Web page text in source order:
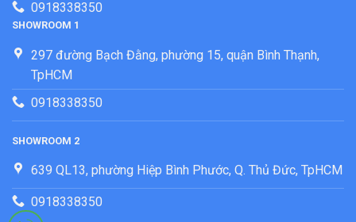
0918338350
SHOWROOM 1
297 đường Bạch Đằng, phường 15, quận Bình Thạnh,
TpHCM
0918338350
SHOWROOM 2
639 QL13, phường Hiệp Bình Phước, Q. Thủ Đức, TpHCM
0918338350